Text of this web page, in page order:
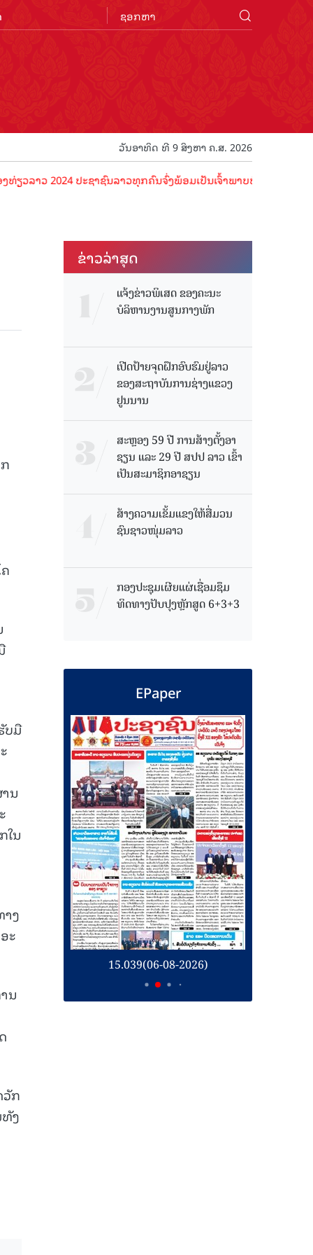
ວັນອາທິດ ທີ 9 ສິງຫາ ຄ.ສ. 2026
າວ 2024 ປະຊາຊົນລາວທຸກຄົນຈົ່ງພ້ອມເປັນເຈົ້າພາບທີ່ດີ ຕ້ອນຮັບນັກທ່ອ
ບມື
ນ
ໃນ
ງ
ະ
ນ
ວັກ
ງ
ຂ່າວ​ລ່າ​ສຸດ
ແຈ້ງຂ່າວພິເສດ ຂອງຄະນະ
ບໍລິຫານງານສູນກາງພັກ
ເປີດປ້າຍຈຸດຝຶກອົບຮົມຢູ່ລາວ
ຂອງສະຖາບັນການຊ່າງແຂວງ
ຢູນນານ
ສະຫຼອງ 59 ປີ ການສ້າງຕັ້ງອາ
ຊຽນ ແລະ 29 ປີ ສປປ ລາວ ເຂົ້າ
ເປັນສະມາຊິກອາຊຽນ
ສ້າງຄວາມເຂັ້ມແຂງໃຫ້ສື່ມວນ
ຊົນຊາວໜຸ່ມລາວ
ກອງປະຊຸມເຜີຍແຜ່ເຊື່ອມຊຶມ
ທິດທາງປັບປຸງຫຼັກສູດ 6+3+3
EPaper
15.039(06-08-2026)